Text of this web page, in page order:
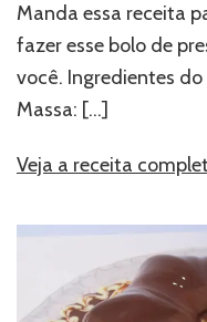
Manda essa receita
fazer esse bolo de
você. Ingredientes
Massa: […]
Veja a receita